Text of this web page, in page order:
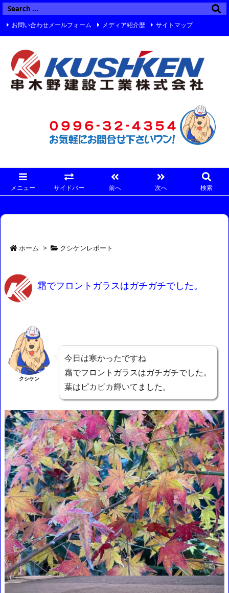
メニュー サイドバー 前へ 次へ 検索
お問い合わせメールフォーム メディア紹介歴 サイトマップ
ホーム > クシケンレポート
霜でフロントガラスはガチガチでした。
クシケン
今日は寒かったですね
霜でフロントガラスはガチガチでした。
葉はピカピカ輝いてました。